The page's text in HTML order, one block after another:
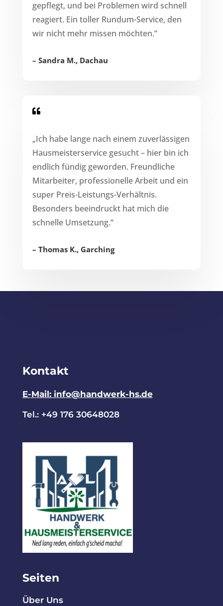
gepflegt, und bei Problemen wird schnell
reagiert. Ein toller Rundum-Service, den
wir nicht mehr missen möchten.“
– Sandra M., Dachau

„Ich habe lange nach einem zuverlässigen
Hausmeisterservice gesucht – hier bin ich
endlich fündig geworden. Freundliche
Mitarbeiter, professionelle Arbeit und ein
super Preis-Leistungs-Verhältnis.
Besonders beeindruckt hat mich die
schnelle Umsetzung.“
– Thomas K., Garching
Kontakt
E-Mail: info@handwerk-hs.de
Tel.: +49 176 30648028
Seiten
Über Uns